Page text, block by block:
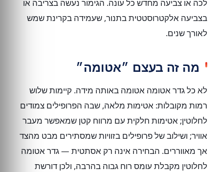
לכה או צביעה מחדש כל עונה. הגימור נעשה בצריבה או
בצביעה אלקטרוסטטית בתנור, שעמידה בקרינת שמש
לאורך שנים.
מה זה בעצם ״אטומה״
לא כל גדר אטומה אטומה באותה מידה. קיימות שלוש
רמות מקובלות: אטימות מלאה, שבה הפרופילים צמודים
לחלוטין; אטימות חלקית עם מרווח קטן שמאפשר מעבר
אוויר; ושילוב של פרופילים בזוויות שמסתירים מבט מהצד
אך מאווררים. הבחירה אינה רק אסתטית — גדר אטומה
לחלוטין מקבלת עומס רוח גבוה בהרבה, ולכן דורשת